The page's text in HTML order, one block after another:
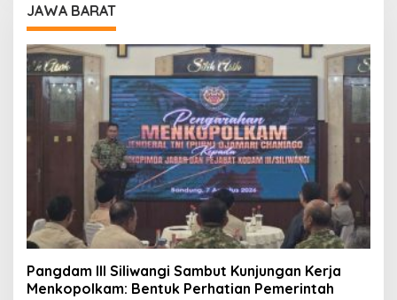
JAWA BARAT
Pangdam III Siliwangi Sambut Kunjungan Kerja
Menkopolkam: Bentuk Perhatian Pemerintah